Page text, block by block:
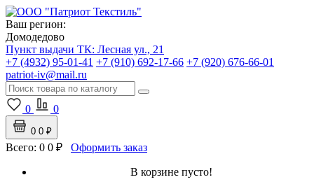
Ваш регион:
Домодедово
Пункт выдачи ТК: Лесная ул., 21
+7 (4932) 95-01-41 +7 (910) 692-17-66 +7 (920) 676-66-01
patriot-iv@mail.ru
0 0
0 0 ₽
Всего: 0 0 ₽ Оформить заказ
В корзине пусто!